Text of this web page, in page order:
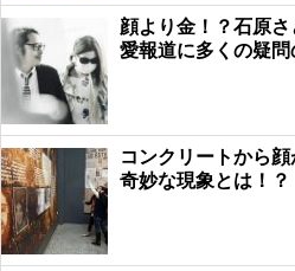
顔より金！？石原
愛報道に多くの疑問
コンクリートから
奇妙な現象とは！？